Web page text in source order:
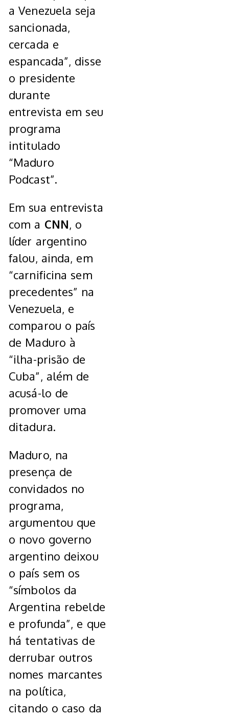
a Venezuela seja
sancionada,
cercada e
espancada”, disse
o presidente
durante
entrevista em seu
programa
intitulado
“Maduro
Podcast”.
Em sua entrevista
com a CNN, o
líder argentino
falou, ainda, em
“carnificina sem
precedentes” na
Venezuela, e
comparou o país
de Maduro à
“ilha-prisão de
Cuba”, além de
acusá-lo de
promover uma
ditadura.
Maduro, na
presença de
convidados no
programa,
argumentou que
o novo governo
argentino deixou
o país sem os
“símbolos da
Argentina rebelde
e profunda”, e que
há tentativas de
derrubar outros
nomes marcantes
na política,
citando o caso da